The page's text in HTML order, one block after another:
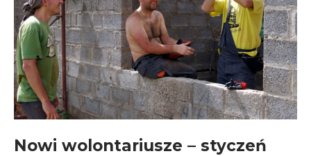
Nowi wolontariusze – styczeń